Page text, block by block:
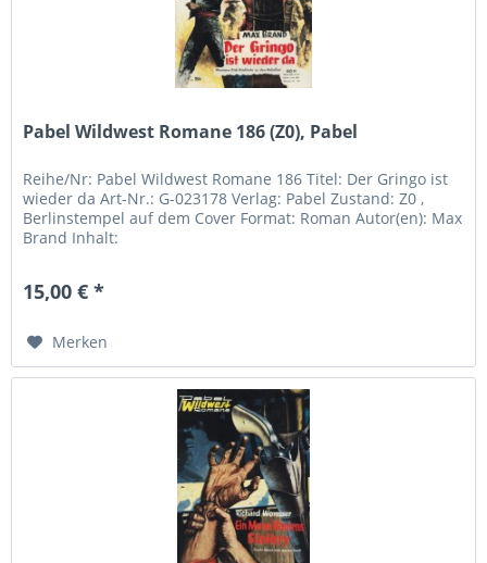
Pabel Wildwest Romane 186 (Z0), Pabel
Reihe/Nr: Pabel Wildwest Romane 186 Titel: Der Gringo ist
wieder da Art-Nr.: G-023178 Verlag: Pabel Zustand: Z0 ,
Berlinstempel auf dem Cover Format: Roman Autor(en): Max
Brand Inhalt:
15,00 € *
Merken